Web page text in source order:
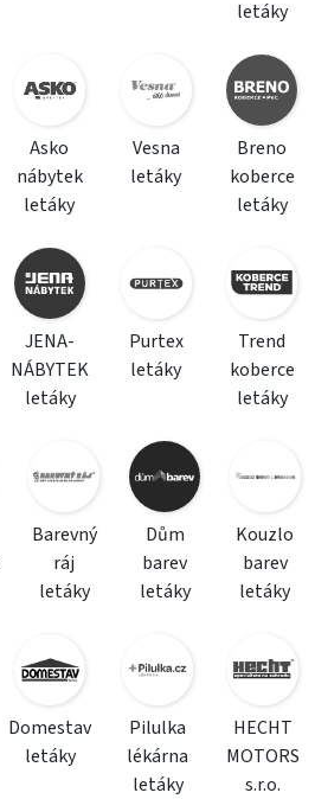
letáky
Asko
nábytek
letáky
Vesna
letáky
Breno
koberce
letáky
JENA-
NÁBYTEK
letáky
Purtex
letáky
Trend
koberce
letáky
Barevný
ráj
letáky
Dům
barev
letáky
Kouzlo
barev
letáky
Domestav
letáky
Pilulka
lékárna
letáky
HECHT
MOTORS
s.r.o.